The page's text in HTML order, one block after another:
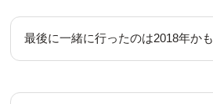
最後に一緒に行ったのは2018年かも